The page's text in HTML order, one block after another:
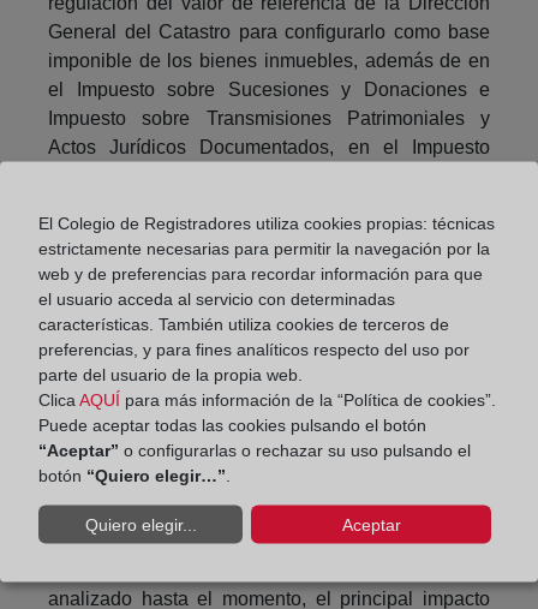
General del Catastro para configurarlo como base
imponible de los bienes inmuebles, además de en
el Impuesto sobre Sucesiones y Donaciones e
Impuesto sobre Transmisiones Patrimoniales y
Actos Jurídicos Documentados, en el Impuesto
poner de relieve una base imponible que se ajusta
a la realidad física y jurídica del inmueble en
cuestión, cumpliéndose, de tal forma, con el
principio de justicia tributaria. La vaga lectura de
estas afirmaciones, contenidas en el preámbulo,
pone de relieve un decaimiento de nuestro Estado
de Derecho en el que ya todo vale con la única
finalidad de la recaudación inmediata, como se
verá, mediante el atropello de los derechos y
Como he venido aventurando en las líneas
analizado hasta el momento, el principal impacto
El Colegio de Registradores utiliza cookies propias: técnicas
estrictamente necesarias para permitir la navegación por la
web y de preferencias para recordar información para que
el usuario acceda al servicio con determinadas
características. También utiliza cookies de terceros de
preferencias, y para fines analíticos respecto del uso por
parte del usuario de la propia web.
Clica AQUÍ para más información de la “Política de cookies”.
Puede aceptar todas las cookies pulsando el botón
“Aceptar” o configurarlas o rechazar su uso pulsando el
botón “Quiero elegir…”
Quiero elegir... Aceptar